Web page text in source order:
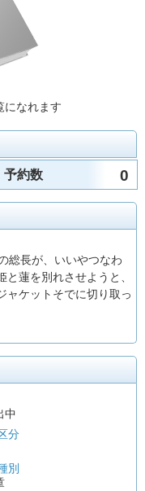
になれます
予約数 0
総長が、いいやつなわ
蓮を別れさせようと、
ケットそでに切り取っ
中
分
別